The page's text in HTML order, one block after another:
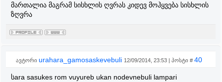
მართალია მაგრამ სისხლის ღვრას კიდევ მოჰყვება სისხლის
ზღვრა
ავტორი urahara_gamosaskevebuli 12/09/2014, 23:53 | პოსტი # 40
სara sasukes rom vuyureb ukan nodevnebuli lampari